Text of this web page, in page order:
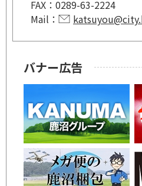
FAX： 0289-63-2224
Mail：
バナー広告